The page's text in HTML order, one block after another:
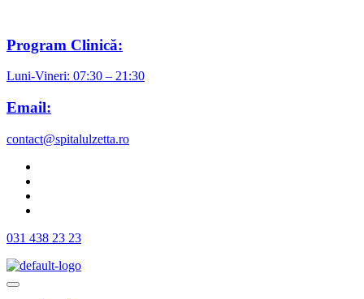
Program Clinică:
Luni-Vineri: 07:30 – 21:30
Email:
contact@spitalulzetta.ro
031 438 23 23